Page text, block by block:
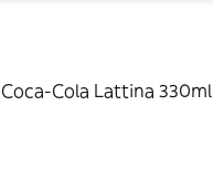
Coca-Cola Lattina 330ml